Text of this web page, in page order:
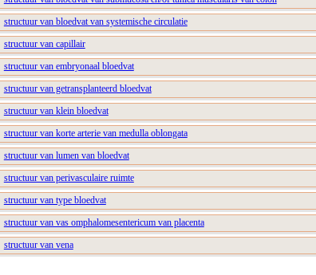
structuur van bloedvat van systemische circulatie
structuur van capillair
structuur van embryonaal bloedvat
structuur van getransplanteerd bloedvat
structuur van klein bloedvat
structuur van korte arterie van medulla oblongata
structuur van lumen van bloedvat
structuur van perivasculaire ruimte
structuur van type bloedvat
structuur van vas omphalomesentericum van placenta
structuur van vena